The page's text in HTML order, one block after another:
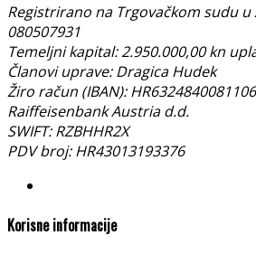
Registrirano na Trgovačkom sudu u
080507931
Temeljni kapital: 2.950.000,00 kn
Članovi uprave: Dragica Hudek
Žiro račun (IBAN):
Raiffeisenbank Austria d.d.
SWIFT: RZBHHR2X
PDV broj: HR43013193376
Korisne informacije